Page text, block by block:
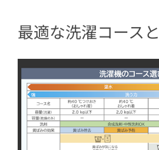
最適な洗濯コース